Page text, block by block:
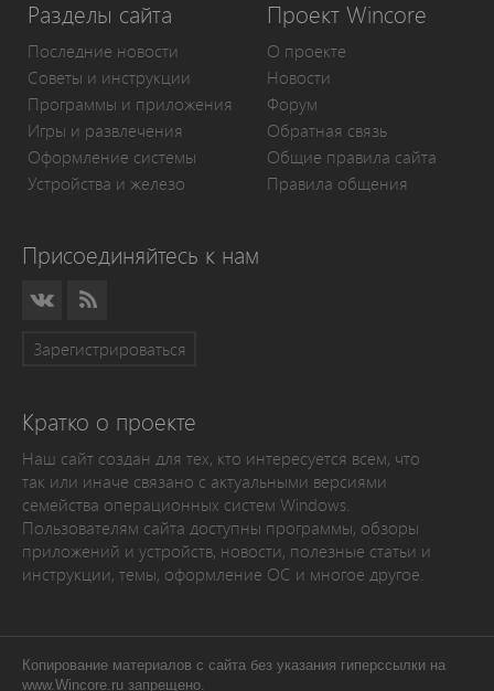
Разделы сайта
Последние новости
Советы и инструкции
Программы и приложения
Игры и развлечения
Оформление системы
Устройства и железо
Проект Wincore
О проекте
Новости
Форум
Обратная связь
Общие правила сайта
Правила общения
Присоединяйтесь к нам
Зарегистрироваться
Кратко о проекте
Наш сайт создан для тех, кто интересуется всем, что
так или иначе связано с актуальными версиями
семейства операционных систем Windows.
Пользователям сайта доступны программы, обзоры
приложений и устройств, новости, полезные статьи и
инструкции, темы, оформление ОС и многое другое.
Копирование материалов с сайта без указания гиперссылки на
www.Wincore.ru запрещено.